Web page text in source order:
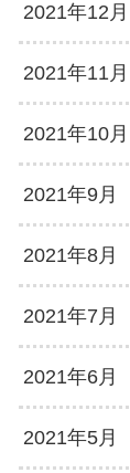
2021年12月
2021年11月
2021年10月
2021年9月
2021年8月
2021年7月
2021年6月
2021年5月